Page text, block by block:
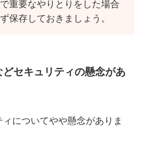
重要なやりとりをした場合
保存しておきましょう。
どセキュリティの懸念があ
についてやや懸念がありま